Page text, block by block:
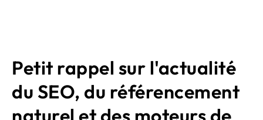
Petit rappel sur l'actualité
du SEO, du référencement